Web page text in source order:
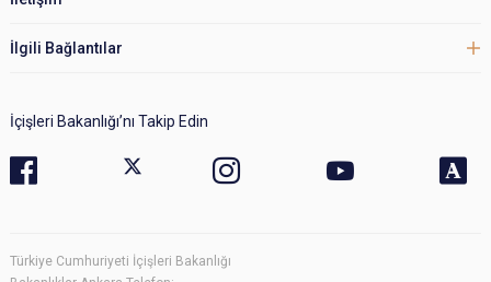
İlgili Bağlantılar
İçişleri Bakanlığı’nı Takip Edin
Türkiye Cumhuriyeti İçişleri Bakanlığı